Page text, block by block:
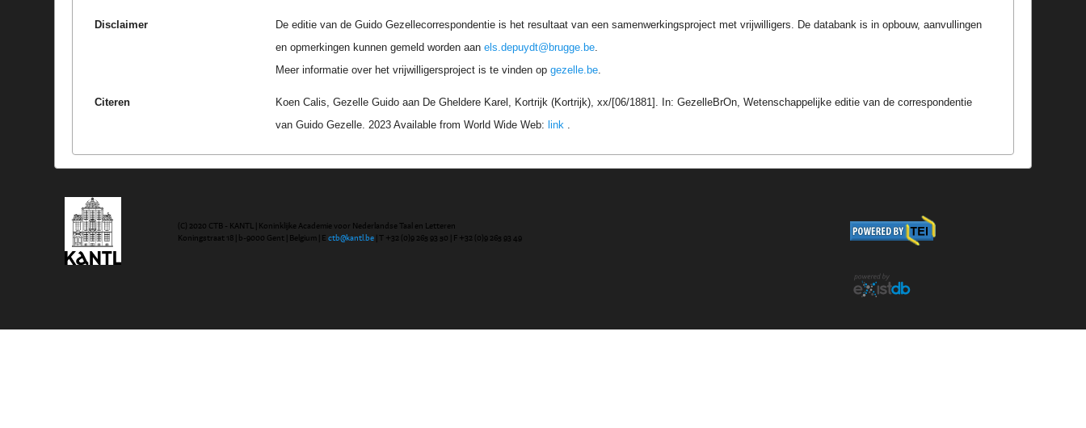
Disclaimer
De editie van de Guido Gezellecorrespondentie is het resultaat van een samenwerkingsproject met vrijwilligers. De databank is in opbouw, aanvullingen
en opmerkingen kunnen gemeld worden aanels.depuydt@brugge.be.
Meer informatie over het vrijwilligersproject is te vinden opgezelle.be.
Citeren
Koen Calis, Gezelle Guido aan De Gheldere Karel, Kortrijk (Kortrijk), xx/[06/1881]. In: GezelleBrOn, Wetenschappelijke editie van de correspondentie
van Guido Gezelle. 2023 Available from World Wide Web: link .
(C) 2020 CTB - KANTL | Koninklijke Academie voor Nederlandse Taal en Letteren
Koningstraat 18 | b-9000 Gent | Belgium | Ectb@kantl.be | T +32 (0)9 265 93 50 | F +32 (0)9 265 93 49